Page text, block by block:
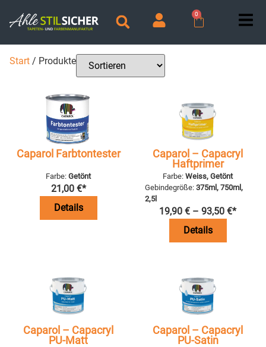
0
Start / Produkte
Caparol Farbtontester
Farbe: Getönt
21,00 €*
Details
Caparol – Capacryl
Haftprimer
Farbe: Weiss, Getönt
Gebindegröße: 375ml, 750ml,
2,5l
19,90 € – 93,50 €*
Details
Caparol – Capacryl
PU-Matt
Caparol – Capacryl
PU-Satin